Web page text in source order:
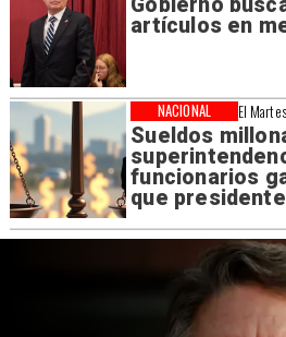
artículos en
El
Sueldos
funcionarios
que
NACIONAL